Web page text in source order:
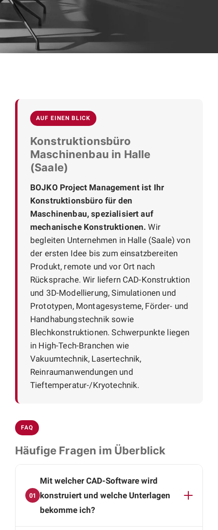
AUF EINEN BLICK
Konstruktionsbüro
Maschinenbau in Halle
(Saale)
BOJKO Project Management ist Ihr
Konstruktionsbüro für den
Maschinenbau, spezialisiert auf
mechanische Konstruktionen. Wir
begleiten Unternehmen in Halle (Saale) von
der ersten Idee bis zum einsatzbereiten
Produkt, remote und vor Ort nach
Rücksprache. Wir liefern CAD-Konstruktion
und 3D-Modellierung, Simulationen und
Prototypen, Montagesysteme, Förder- und
Handhabungstechnik sowie
Blechkonstruktionen. Schwerpunkte liegen
in High-Tech-Branchen wie
Vakuumtechnik, Lasertechnik,
Reinraumanwendungen und
Tieftemperatur-/Kryotechnik.
FAQ
Häufige Fragen im Überblick
01
Mit welcher CAD-Software wird
konstruiert und welche Unterlagen
bekomme ich?